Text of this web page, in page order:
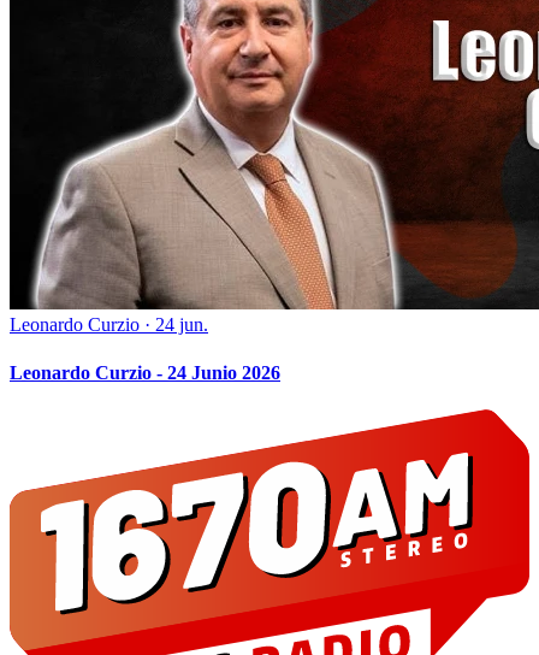
Leonardo Curzio · 24 jun.
Leonardo Curzio - 24 Junio 2026